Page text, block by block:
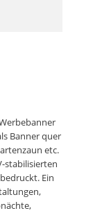
Banner quer
etc.
stabilisierten
Ein